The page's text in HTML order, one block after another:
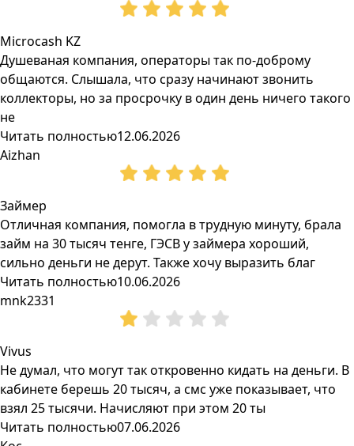
Microcash KZ
Душеваная компания, операторы так по-доброму
общаются. Слышала, что сразу начинают звонить
коллекторы, но за просрочку в один день ничего такого
не
Читать полностью12.06.2026
Aizhan
Займер
Отличная компания, помогла в трудную минуту, брала
займ на 30 тысяч тенге, ГЭСВ у займера хороший,
сильно деньги не дерут. Также хочу выразить благ
Читать полностью10.06.2026
mnk2331
Vivus
Не думал, что могут так откровенно кидать на деньги. В
кабинете берешь 20 тысяч, а смс уже показывает, что
взял 25 тысячи. Начисляют при этом 20 ты
Читать полностью07.06.2026